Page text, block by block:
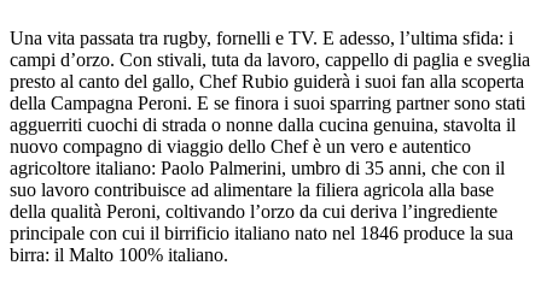
Una vita passata tra rugby, fornelli e TV. E adesso, l’ultima sfida: i
campi d’orzo. Con stivali, tuta da lavoro, cappello di paglia e sveglia
presto al canto del gallo, Chef Rubio guiderà i suoi fan alla scoperta
della Campagna Peroni. E se finora i suoi sparring partner sono stati
agguerriti cuochi di strada o nonne dalla cucina genuina, stavolta il
nuovo compagno di viaggio dello Chef è un vero e autentico
agricoltore italiano: Paolo Palmerini, umbro di 35 anni, che con il
suo lavoro contribuisce ad alimentare la filiera agricola alla base
della qualità Peroni, coltivando l’orzo da cui deriva l’ingrediente
principale con cui il birrificio italiano nato nel 1846 produce la sua
birra: il Malto 100% italiano.